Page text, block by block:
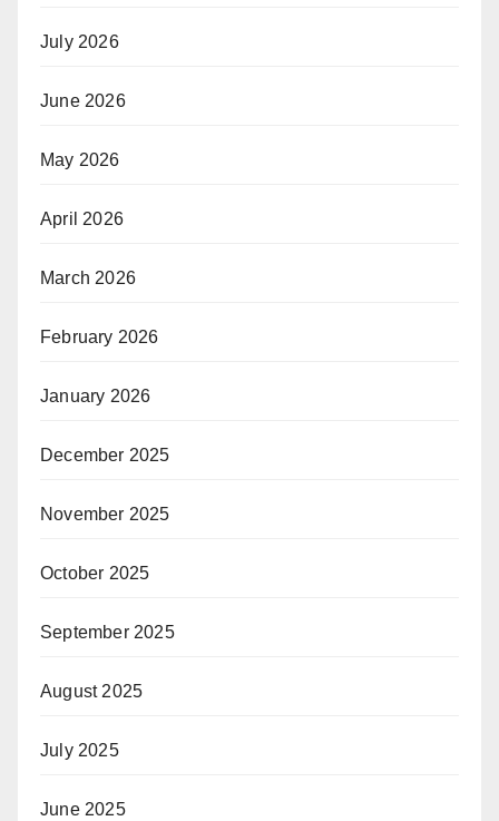
July 2026
June 2026
May 2026
April 2026
March 2026
February 2026
January 2026
December 2025
November 2025
October 2025
September 2025
August 2025
July 2025
June 2025